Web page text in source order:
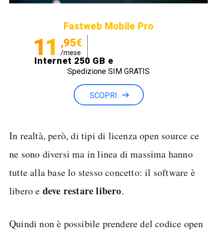
Fastweb Mobile Pro
11 ,95€
/mese
Internet 250 GB e
Minuti illimitati
Spedizione SIM GRATIS
SCOPRI
In realtà, però, di tipi di licenza open source ce
ne sono diversi ma in linea di massima hanno
tutte alla base lo stesso concetto: il software è
libero e deve restare libero.
Quindi non è possibile prendere del codice open